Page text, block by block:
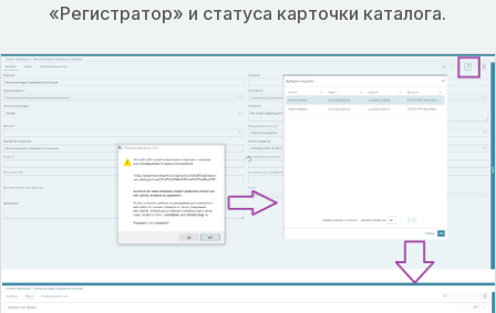
«Регистратор» и статуса карточки каталога.